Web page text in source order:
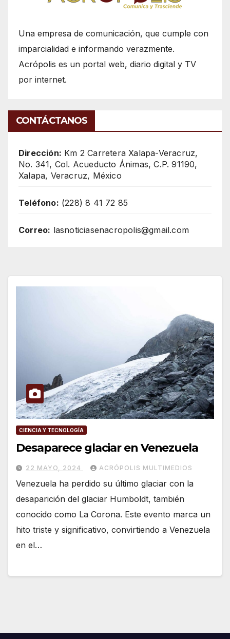
Una empresa de comunicación, que cumple con
imparcialidad e informando verazmente.
Acrópolis es un portal web, diario digital y TV
por internet.
CONTÁCTANOS
Dirección: Km 2 Carretera Xalapa-Veracruz,
No. 341, Col. Acueducto Ánimas, C.P. 91190,
Xalapa, Veracruz, México
Teléfono: (228) 8 41 72 85
Correo: lasnoticiasenacropolis@gmail.com
CIENCIA Y TECNOLOGÍA
Desaparece glaciar en Venezuela
22 MAYO, 2024 ACRÓPOLIS MULTIMEDIOS
Venezuela ha perdido su último glaciar con la
desaparición del glaciar Humboldt, también
conocido como La Corona. Este evento marca un
hito triste y significativo, convirtiendo a Venezuela
en el…